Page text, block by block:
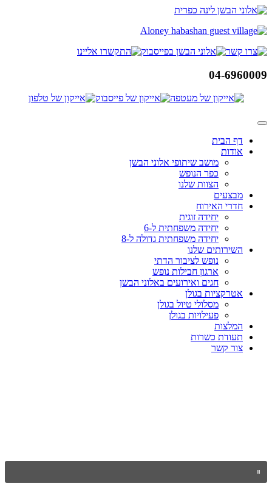
דלג
04-6960009
דף הבית
אודות
מושב שיתופי אלוני הבשן
כפר הנופש
הצוות שלנו
מבצעים
חדרי האירוח
יחידה זוגית
יחידה משפחתית ל-6
יחידה משפחתית גדולה ל-8
השירותים שלנו
נופש לציבור הדתי
ארגון חבילות נופש
חגים ואירועים באלוני הבשן
אטרקציות בגולן
מסלולי טיול בגולן
פעילויות בגולן
המלצות
תעודת כשרות
צור קשר